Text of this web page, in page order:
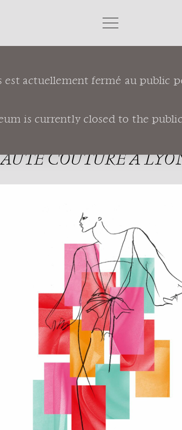
est actuellement fermé au public
is currently closed to the
Laurent Les coulisses de la haute
COUTURE À